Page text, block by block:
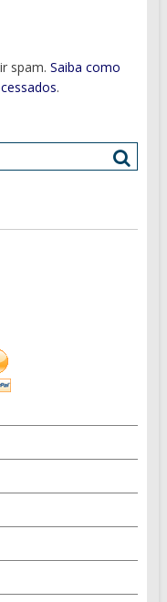
spam.Saiba como
.